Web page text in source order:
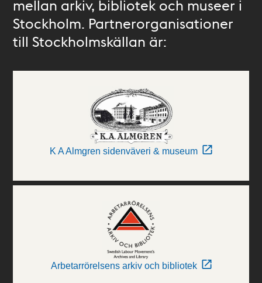
mellan arkiv, bibliotek och museer i
Stockholm. Partnerorganisationer
till Stockholmskällan är:
K A Almgren sidenväveri & museum
Arbetarrörelsens arkiv och bibliotek